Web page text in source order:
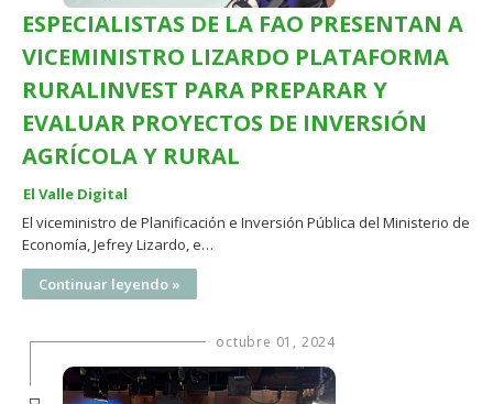
ESPECIALISTAS DE LA FAO PRESENTAN A
VICEMINISTRO LIZARDO PLATAFORMA
RURALINVEST PARA PREPARAR Y
EVALUAR PROYECTOS DE INVERSIÓN
AGRÍCOLA Y RURAL
El Valle Digital
El viceministro de Planificación e Inversión Pública del Ministerio de
Economía, Jefrey Lizardo, e…
Continuar leyendo »
octubre 01, 2024